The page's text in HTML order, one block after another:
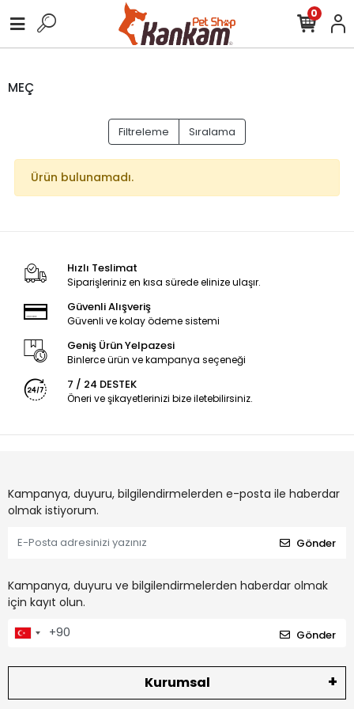
0
MEÇ
Filtreleme Sıralama
Ürün bulunamadı.
Hızlı Teslimat
Siparişleriniz en kısa sürede elinize ulaşır.
Güvenli Alışveriş
Güvenli ve kolay ödeme sistemi
Geniş Ürün Yelpazesi
Binlerce ürün ve kampanya seçeneği
7 / 24 DESTEK
Öneri ve şikayetlerinizi bize iletebilirsiniz.
Kampanya, duyuru, bilgilendirmelerden e-posta ile haberdar
olmak istiyorum.
Gönder
Kampanya, duyuru ve bilgilendirmelerden haberdar olmak
için kayıt olun.
Gönder
Kurumsal